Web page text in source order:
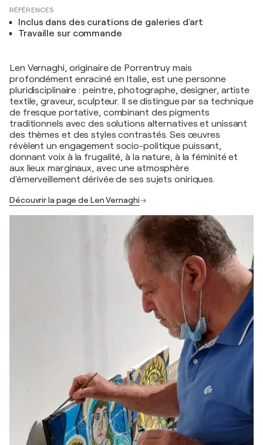
RÉFÉRENCES
Inclus dans des curations de galeries d'art
Travaille sur commande
Len Vernaghi, originaire de Porrentruy mais
profondément enraciné en Italie, est une personne
pluridisciplinaire : peintre, photographe, designer, artiste
textile, graveur, sculpteur. Il se distingue par sa technique
de fresque portative, combinant des pigments
traditionnels avec des solutions alternatives et unissant
des thèmes et des styles contrastés. Ses œuvres
révèlent un engagement socio-politique puissant,
donnant voix à la frugalité, à la nature, à la féminité et
aux lieux marginaux, avec une atmosphère
d'émerveillement dérivée de ses sujets oniriques.
Découvrir la page de Len Vernaghi